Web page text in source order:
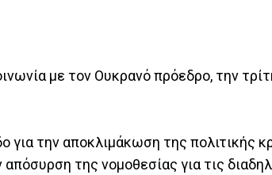
με τον Ουκρανό πρόεδρο, την
την αποκλιμάκωση της πολιτικής
της νομοθεσίας για τις